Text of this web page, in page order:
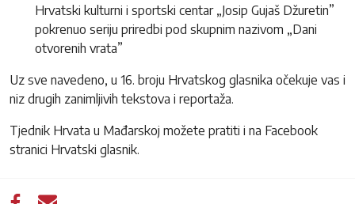
Hrvatski kulturni i sportski centar „Josip Gujaš Džuretin”
pokrenuo seriju priredbi pod skupnim nazivom „Dani
otvorenih vrata”
Uz sve navedeno, u 16. broju Hrvatskog glasnika očekuje vas i
niz drugih zanimljivih tekstova i reportaža.
Tjednik Hrvata u Mađarskoj možete pratiti i na Facebook
stranici Hrvatski glasnik.